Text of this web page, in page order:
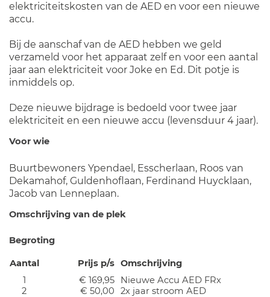
elektriciteitskosten van de AED en voor een nieuwe
accu.
Bij de aanschaf van de AED hebben we geld
verzameld voor het apparaat zelf en voor een aantal
jaar aan elektriciteit voor Joke en Ed. Dit potje is
inmiddels op.
Deze nieuwe bijdrage is bedoeld voor twee jaar
elektriciteit en een nieuwe accu (levensduur 4 jaar).
Voor wie
Buurtbewoners Ypendael, Esscherlaan, Roos van
Dekamahof, Guldenhoflaan, Ferdinand Huycklaan,
Jacob van Lenneplaan.
Omschrijving van de plek
Begroting
Aantal Prijs p/s Omschrijving
1
€ 169,95
Nieuwe Accu AED FRx
2
€ 50,00 2x jaar stroom AED